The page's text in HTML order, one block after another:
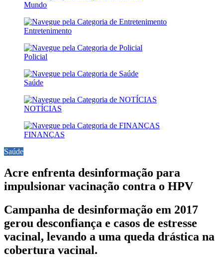
Mundo
Entretenimento
Policial
Saúde
NOTÍCIAS
FINANÇAS
Saúde
Acre enfrenta desinformação para
impulsionar vacinação contra o HPV
Campanha de desinformação em 2017
gerou desconfiança e casos de estresse
vacinal, levando a uma queda drástica na
cobertura vacinal.